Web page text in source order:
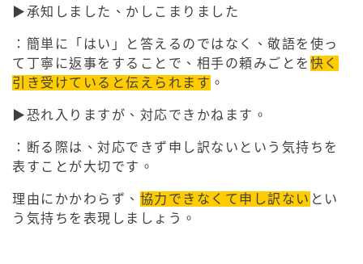
▶︎承知しました、かしこまりました
：簡単に「はい」と答えるのではなく、敬語を使っ
て丁寧に返事をすることで、相手の頼みごとを 快く
引き受けていると伝えられます 。
▶︎恐れ入りますが、対応できかねます。
：断る際は、対応できず申し訳ないという気持ちを
表すことが大切です。
理由にかかわらず、 協力できなくて申し訳ない とい
う気持ちを表現しましょう。